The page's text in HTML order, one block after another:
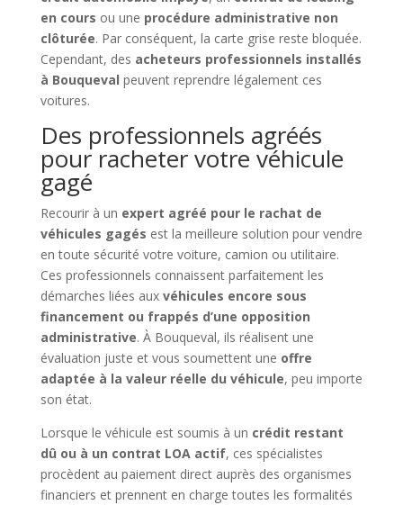
en cours ou une procédure administrative non
clôturée. Par conséquent, la carte grise reste bloquée.
Cependant, des acheteurs professionnels installés
à Bouqueval peuvent reprendre légalement ces
voitures.
Des professionnels agréés
pour racheter votre véhicule
gagé
Recourir à un expert agréé pour le rachat de
véhicules gagés est la meilleure solution pour vendre
en toute sécurité votre voiture, camion ou utilitaire.
Ces professionnels connaissent parfaitement les
démarches liées aux véhicules encore sous
financement ou frappés d’une opposition
administrative. À Bouqueval, ils réalisent une
évaluation juste et vous soumettent une offre
adaptée à la valeur réelle du véhicule, peu importe
son état.
Lorsque le véhicule est soumis à un crédit restant
dû ou à un contrat LOA actif, ces spécialistes
procèdent au paiement direct auprès des organismes
financiers et prennent en charge toutes les formalités